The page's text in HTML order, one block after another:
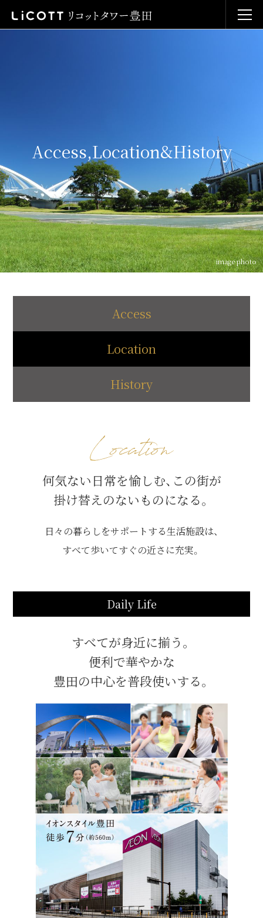
image photo
Access,Location&History
Access
Location
History
何気ない日常を愉しむ、この街が
掛け替えのないものになる。
日々の暮らしをサポートする生活施設は、
すべて歩いてすぐの近さに充実。
Daily Life
すべてが身近に揃う。
便利で華やかな
豊田の中心を普段使いする。